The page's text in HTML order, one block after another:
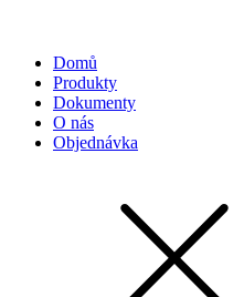
Domů
Produkty
Dokumenty
O nás
Objednávka